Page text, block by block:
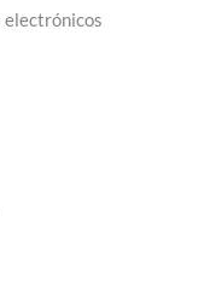
electrónicos